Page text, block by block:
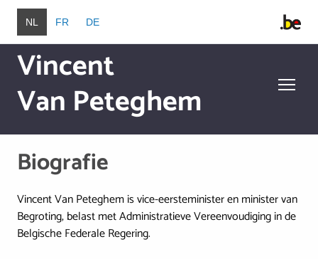
Overslaan en naar de inhoud gaan
NL FR DE
Vincent
Van Peteghem
Biografie
Vincent Van Peteghem is vice-eersteminister en minister van
Begroting, belast met Administratieve Vereenvoudiging in de
Belgische Federale Regering.